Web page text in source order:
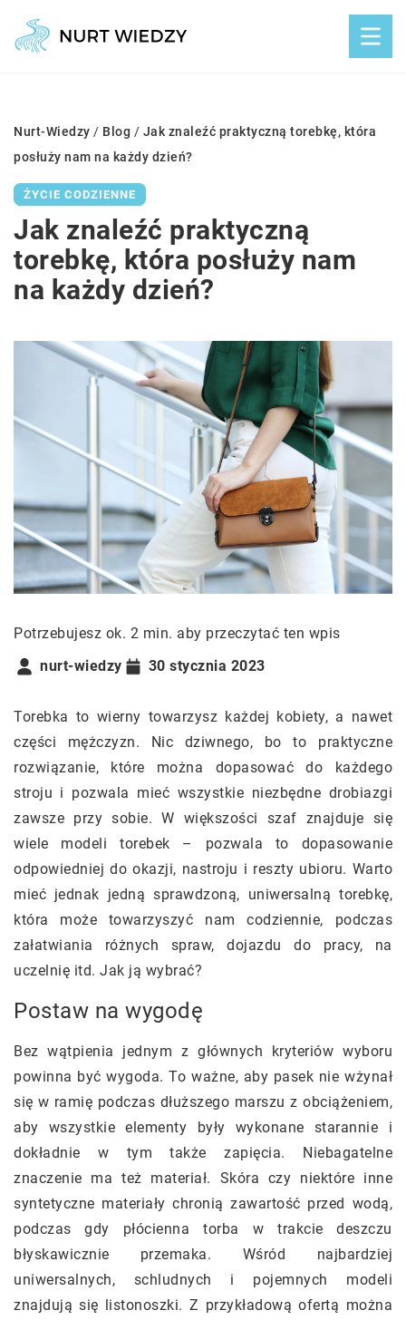
Nurt-Wiedzy / Blog / Jak znaleźć praktyczną torebkę, która
posłuży nam na każdy dzień?
ŻYCIE CODZIENNE
Jak znaleźć praktyczną
torebkę, która posłuży nam
na każdy dzień?
Potrzebujesz ok. 2 min. aby przeczytać ten wpis
nurt-wiedzy
30 stycznia 2023
Torebka to wierny towarzysz każdej kobiety, a nawet
części mężczyzn. Nic dziwnego, bo to praktyczne
rozwiązanie, które można dopasować do każdego
stroju i pozwala mieć wszystkie niezbędne drobiazgi
zawsze przy sobie. W większości szaf znajduje się
wiele modeli torebek – pozwala to dopasowanie
odpowiedniej do okazji, nastroju i reszty ubioru. Warto
mieć jednak jedną sprawdzoną, uniwersalną torebkę,
która może towarzyszyć nam codziennie, podczas
załatwiania różnych spraw, dojazdu do pracy, na
uczelnię itd. Jak ją wybrać?
Postaw na wygodę
Bez wątpienia jednym z głównych kryteriów wyboru
powinna być wygoda. To ważne, aby pasek nie wżynał
się w ramię podczas dłuższego marszu z obciążeniem,
aby wszystkie elementy były wykonane starannie i
dokładnie w tym także zapięcia. Niebagatelne
znaczenie ma też materiał. Skóra czy niektóre inne
syntetyczne materiały chronią zawartość przed wodą,
podczas gdy płócienna torba w trakcie deszczu
błyskawicznie przemaka. Wśród najbardziej
uniwersalnych, schludnych i pojemnych modeli
znajdują się listonoszki. Z przykładową ofertą można